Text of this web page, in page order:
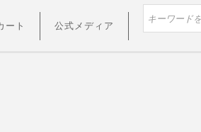
ート 公式メディア